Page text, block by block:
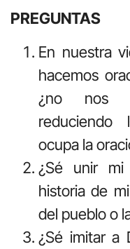
PREGUNTAS
En nuestra
hacemos
¿no nos
reduciendo
ocupa la
¿Sé unir mi
historia de
del pueblo o
¿Sé imitar a